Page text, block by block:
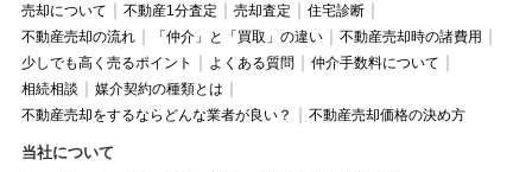
売却について 不動産1分査定 売却査定
住宅診断
不動産売却の流れ
「仲介」と「買取」の違い
不動産売却時の諸費用
少しでも高く売るポイント
よくある質問
仲介手数料について
相続相談
媒介契約の種類とは
不動産売却をするならどんな業者が良い？
不動産売却価格の決め方
当社について